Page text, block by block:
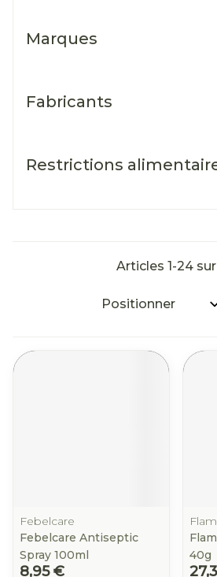
Marques
Fabricants
Restrictions
Articles 1-24sur
Trier par:
Febelcare
Febelcare Antiseptic
Spray 100ml
8,95 €
40g